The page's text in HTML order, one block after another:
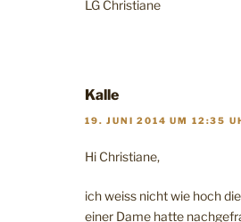
LG Christiane
Kalle
19. JUNI 2014 UM 12:35
Hi Christiane,
ich weiss nicht wie hoch
einer Dame hatte